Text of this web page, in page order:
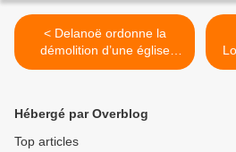
< Delanoë ordonne la
démolition d’une église
catholique
Hébergé par Overblog
Top articles